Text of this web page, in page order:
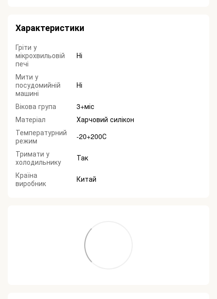
Характеристики
Гріти у
мікрохвильовій
печі
Ні
Мити у
посудомийній
машині
Ні
Вікова група
3+міс
Матеріал
Харчовий силікон
Температурний
режим
-20+200С
Тримати у
холодильнику
Так
Країна
виробник
Китай